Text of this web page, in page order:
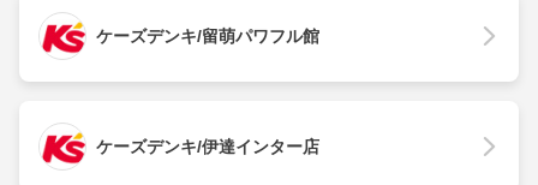
ケーズデンキ/留萌パワフル館
ケーズデンキ/伊達インター店